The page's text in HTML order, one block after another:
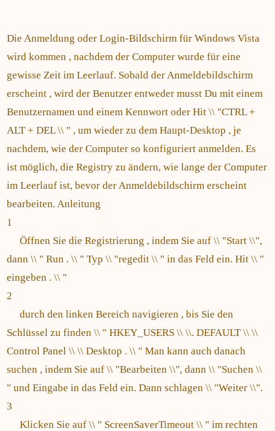
Die Anmeldung oder Login-Bildschirm für Windows Vista
wird kommen , nachdem der Computer wurde für eine
gewisse Zeit im Leerlauf. Sobald der Anmeldebildschirm
erscheint , wird der Benutzer entweder musst Du mit einem
Benutzernamen und einem Kennwort oder Hit \\ "CTRL +
ALT + DEL \\ " , um wieder zu dem Haupt-Desktop , je
nachdem, wie der Computer so konfiguriert anmelden. Es
ist möglich, die Registry zu ändern, wie lange der Computer
im Leerlauf ist, bevor der Anmeldebildschirm erscheint
bearbeiten. Anleitung
1
Öffnen Sie die Registrierung , indem Sie auf \\ "Start \\",
dann \\ " Run . \\ " Typ \\ "regedit \\ " in das Feld ein. Hit \\ "
eingeben . \\ "
2
durch den linken Bereich navigieren , bis Sie den
Schlüssel zu finden \\ " HKEY_USERS \\ \\. DEFAULT \\ \\
Control Panel \\ \\ Desktop . \\ " Man kann auch danach
suchen , indem Sie auf \\ "Bearbeiten \\", dann \\ "Suchen \\
" und Eingabe in das Feld ein. Dann schlagen \\ "Weiter \\".
3
Klicken Sie auf \\ " ScreenSaverTimeout \\ " im rechten